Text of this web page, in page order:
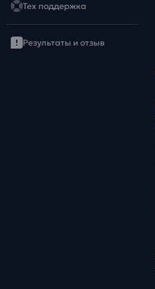
Тех поддержка
Результаты и отзыв